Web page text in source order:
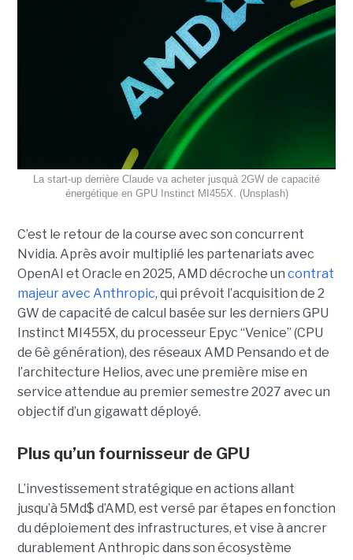
La start-up derrière Claude va acheter jusquà 2GW de capacité
énergétique en GPU Instinct MI455X. (Unsplash)
C’est le retour de la course avec son concurrent
Nvidia. Après avoir multiplié les partenariats avec
OpenAI et Oracle en 2025, AMD décroche un contrat
majeur avec Anthropic, qui prévoit l’acquisition de 2
GW de capacité de calcul basée sur les derniers GPU
Instinct MI455X, du processeur Epyc “Venice” (CPU
de 6è génération), des réseaux AMD Pensando et de
l’architecture Helios, avec une première mise en
service attendue au premier semestre 2027 avec un
objectif d’un gigawatt déployé.
Plus qu’un fournisseur de GPU
L’investissement stratégique en actions allant
jusqu’à 5Md$ d’AMD, est versé par étapes en fonction
du déploiement des infrastructures, et vise à ancrer
durablement Anthropic dans son écosystème